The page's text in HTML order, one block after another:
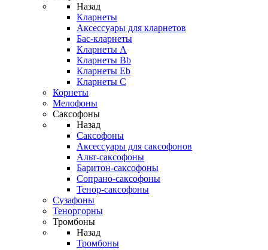
Назад
Кларнеты
Аксессуары для кларнетов
Бас-кларнеты
Кларнеты A
Кларнеты Bb
Кларнеты Eb
Кларнеты С
Корнеты
Мелофоны
Саксофоны
Назад
Саксофоны
Аксессуары для саксофонов
Альт-саксофоны
Баритон-саксофоны
Сопрано-саксофоны
Тенор-саксофоны
Сузафоны
Теноргорны
Тромбоны
Назад
Тромбоны